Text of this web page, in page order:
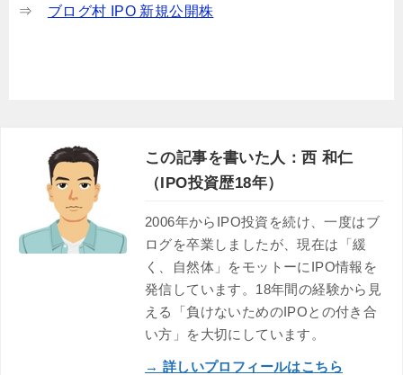
⇒ ブログ村 IPO 新規公開株
この記事を書いた人：西 和仁
（IPO投資歴18年）
2006年からIPO投資を続け、一度はブ
ログを卒業しましたが、現在は「緩
く、自然体」をモットーにIPO情報を
発信しています。18年間の経験から見
える「負けないためのIPOとの付き合
い方」を大切にしています。
→ 詳しいプロフィールはこちら